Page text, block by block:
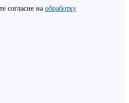
согласие на обработку